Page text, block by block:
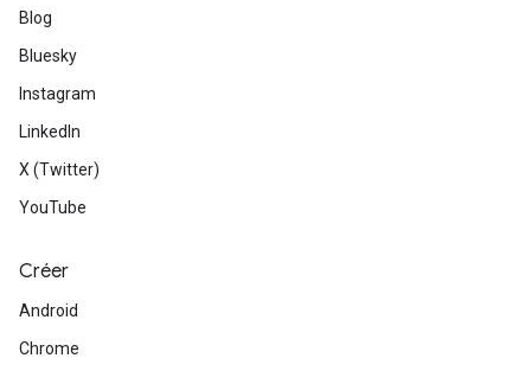
Blog
Bluesky
Instagram
LinkedIn
X (Twitter)
YouTube
Créer
Android
Chrome